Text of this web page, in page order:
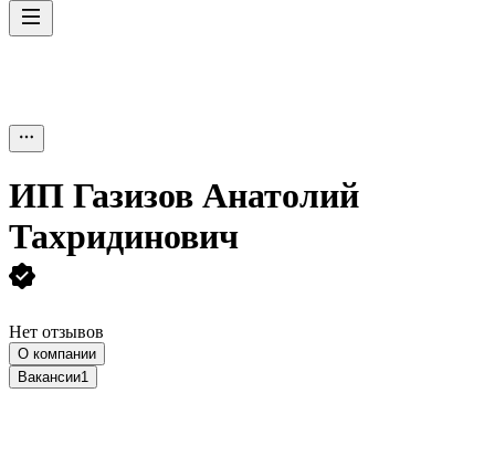
ИП Газизов Анатолий
Тахридинович
Нет отзывов
О компании
Вакансии1